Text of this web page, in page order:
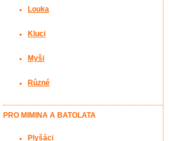
Louka
Kluci
Myši
Různé
PRO MIMINA A BATOLATA
Plyšáci